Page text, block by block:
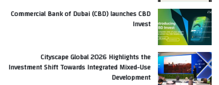
Commercial Bank of Dubai (CBD) launches CBD
Invest
Cityscape Global 2026 Highlights the
Investment Shift Towards Integrated Mixed-Use
Development